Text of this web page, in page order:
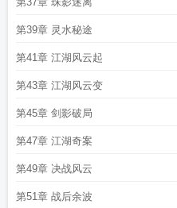
第39章 灵水秘途
第41章 江湖风云起
第43章 江湖风云变
第45章 剑影破局
第47章 江湖奇案
第49章 决战风云
第51章 战后余波